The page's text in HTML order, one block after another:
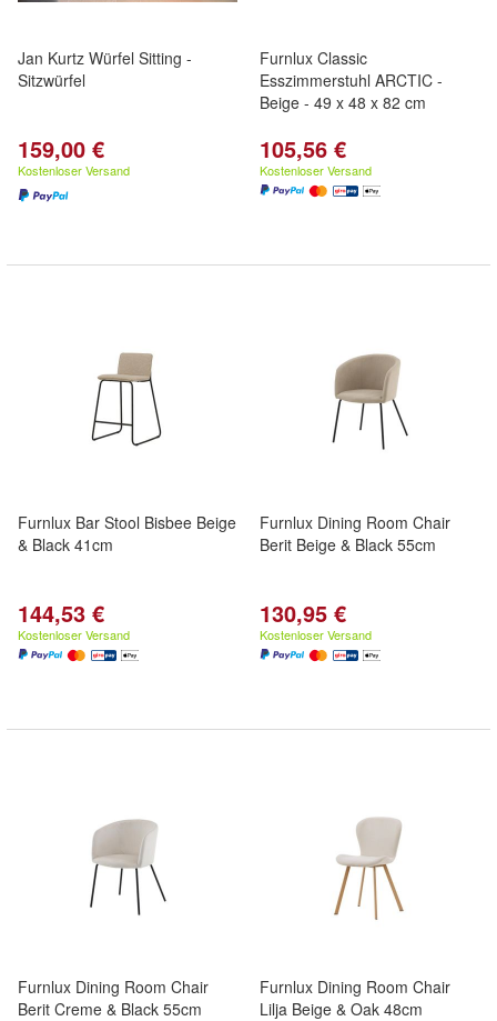
Jan Kurtz Würfel Sitting -
Sitzwürfel
159,00 €
Kostenloser Versand
Furnlux Classic
Esszimmerstuhl ARCTIC -
Beige - 49 x 48 x 82 cm
105,56 €
Kostenloser Versand
Furnlux Bar Stool Bisbee Beige
& Black 41cm
144,53 €
Kostenloser Versand
Furnlux Dining Room Chair
Berit Beige & Black 55cm
130,95 €
Kostenloser Versand
Furnlux Dining Room Chair
Berit Creme & Black 55cm
Furnlux Dining Room Chair
Lilja Beige & Oak 48cm